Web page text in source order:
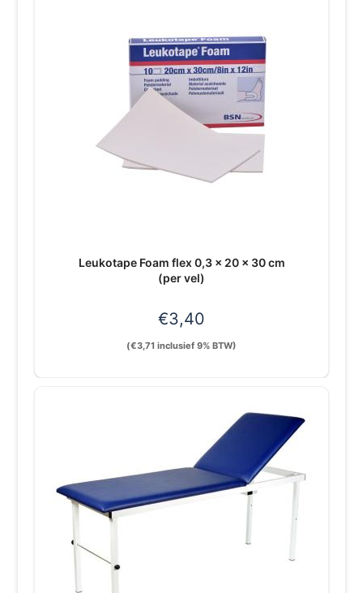
Leukotape Foam flex 0,3 x 20 x 30 cm
(per vel)
€3,40
(€3,71 inclusief 9% BTW)